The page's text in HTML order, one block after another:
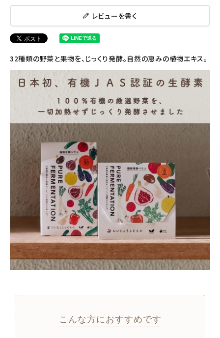
ナチュラムーン
エコリュクス
エコメイト
ナチュラプラス
アルマウィン
アルモニベルツ
コラム・スタッフのおすすめ
ご利用ガイド等
アカウント情報
ようこそ ゲスト 様
meeting_room ログイン person 会員登録
レビューを書く
32種類の野菜と果物を、じっくり発酵。自然の恵みの植物エキス。
こんな方におすすめです